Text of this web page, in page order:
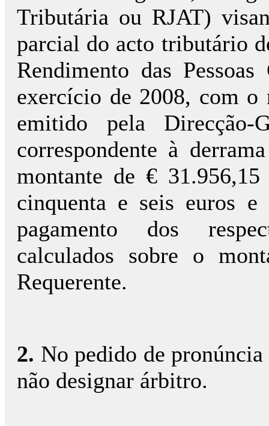
Tributária ou RJAT)
parcial do acto tributário
Rendimento das
exercício de 2008, com
emitido pela
correspondente à
montante de €
cinquenta e seis euros
pagamento dos
calculados sobre o
Requerente.
2. No pedido de
não designar árbitro.